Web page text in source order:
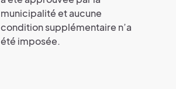
municipalité et aucune
condition supplémentaire n’a
été imposée.